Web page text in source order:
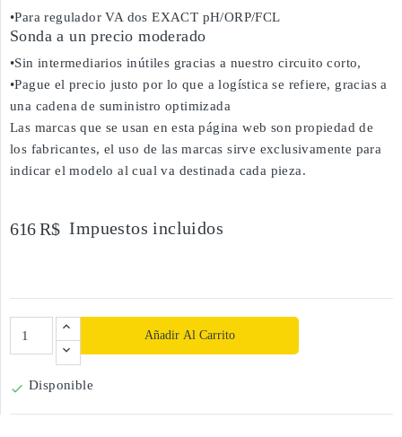
•Para regulador VA dos EXACT pH/ORP/FCL
Sonda a un precio moderado
•Sin intermediarios inútiles gracias a nuestro circuito corto,
•Pague el precio justo por lo que a logística se refiere, gracias a
una cadena de suministro optimizada
Las marcas que se usan en esta página web son propiedad de
los fabricantes, el uso de las marcas sirve exclusivamente para
indicar el modelo al cual va destinada cada pieza.
616 R$ Impuestos incluidos
Añadir Al Carrito
 Disponible